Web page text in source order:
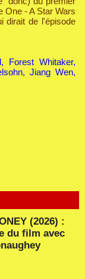
(2026) :
du film avec
One - A Star Wars
dirait de l'épisode
Forest Whitaker,
Jiang Wen,